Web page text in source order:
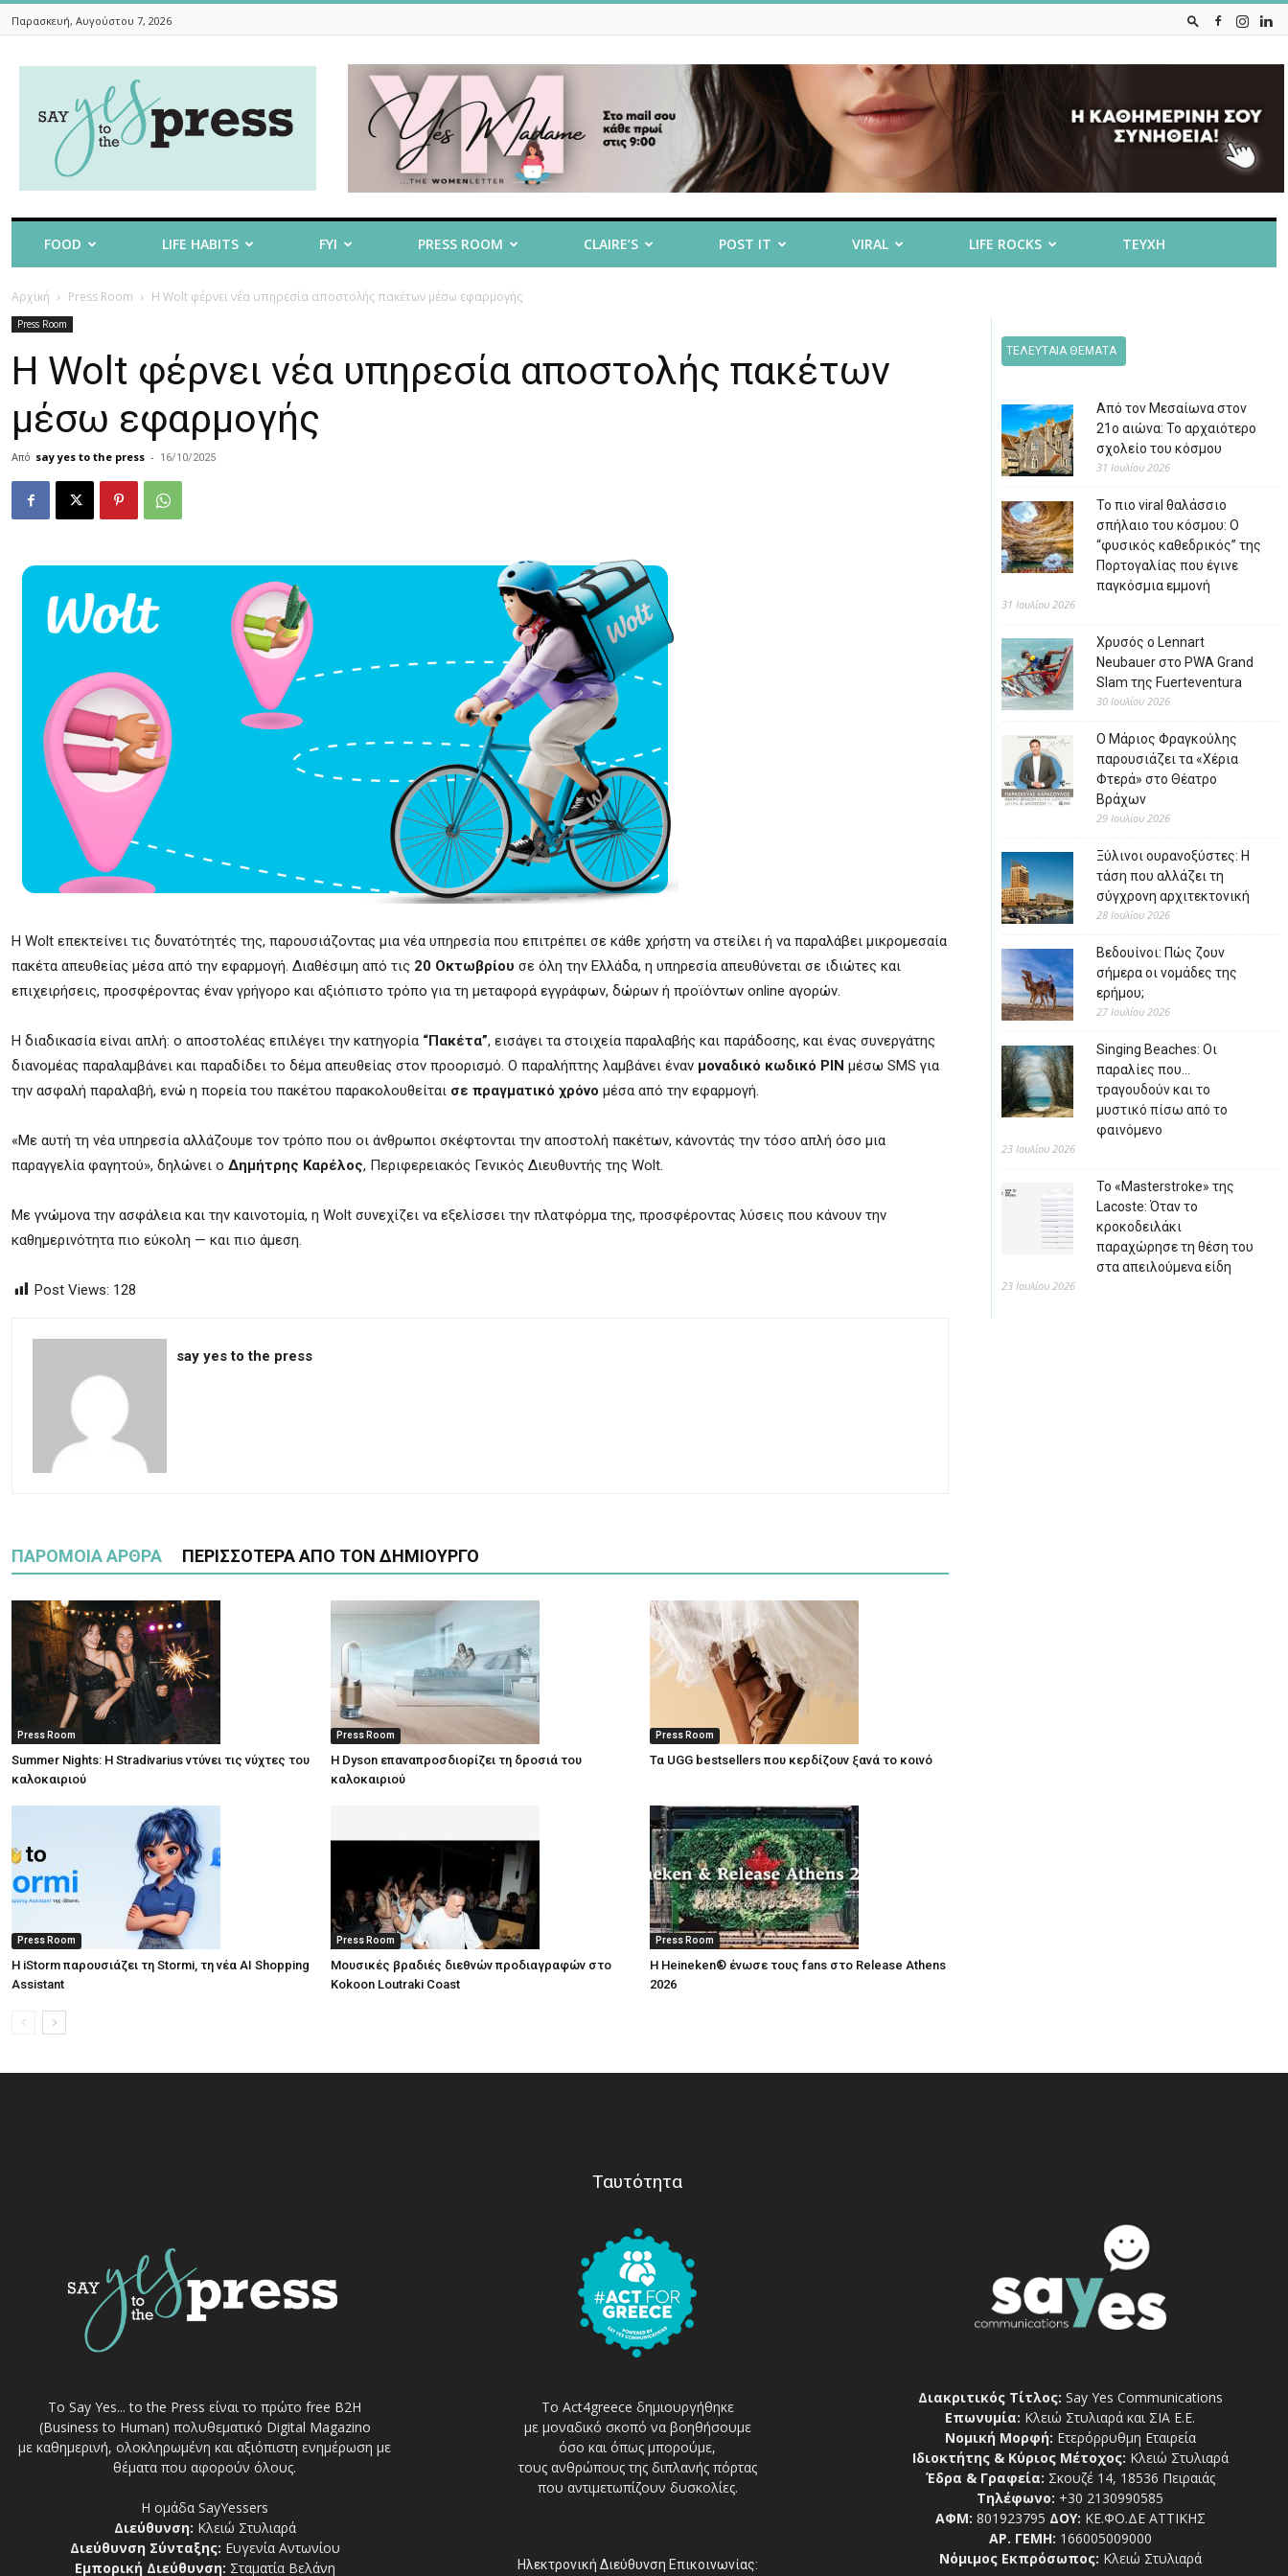
Παρασκευή, Αυγούστου 7, 2026
To
The
FOOD LIFE HABITS FYI PRESS ROOM CLAIRE’S POST IT VIRAL LIFE ROCKS ΤΕΥΧΗ
Αρχική Press Room Η Wolt φέρνει νέα υπηρεσία αποστολής πακέτων μέσω εφαρμογής
Press Room
Η Wolt φέρνει νέα υπηρεσία αποστολής πακέτων
μέσω εφαρμογής
Από say yes to the press - 16/10/2025
Η Wolt επεκτείνει τις δυνατότητές της, παρουσιάζοντας μια νέα υπηρεσία που επιτρέπει σε κάθε χρήστη να στείλει ή να παραλάβει μικρομεσαία
πακέτα απευθείας μέσα από την εφαρμογή. Διαθέσιμη από τις 20 Οκτωβρίου σε όλη την Ελλάδα, η υπηρεσία απευθύνεται σε ιδιώτες και
επιχειρήσεις, προσφέροντας έναν γρήγορο και αξιόπιστο τρόπο για τη μεταφορά εγγράφων, δώρων ή προϊόντων online αγορών.
Η διαδικασία είναι απλή: ο αποστολέας επιλέγει την κατηγορία “Πακέτα”, εισάγει τα στοιχεία παραλαβής και παράδοσης, και ένας συνεργάτης
διανομέας παραλαμβάνει και παραδίδει το δέμα απευθείας στον προορισμό. Ο παραλήπτης λαμβάνει έναν μοναδικό κωδικό PIN μέσω SMS για
την ασφαλή παραλαβή, ενώ η πορεία του πακέτου παρακολουθείται σε πραγματικό χρόνο μέσα από την εφαρμογή.
«Με αυτή τη νέα υπηρεσία αλλάζουμε τον τρόπο που οι άνθρωποι σκέφτονται την αποστολή πακέτων, κάνοντάς την τόσο απλή όσο μια
παραγγελία φαγητού», δηλώνει ο Δημήτρης Καρέλος, Περιφερειακός Γενικός Διευθυντής της Wolt.
Με γνώμονα την ασφάλεια και την καινοτομία, η Wolt συνεχίζει να εξελίσσει την πλατφόρμα της, προσφέροντας λύσεις που κάνουν την
καθημερινότητα πιο εύκολη — και πιο άμεση.
Post Views: 128
say yes to the press
ΠΑΡΟΜΟΙΑ ΑΡΘΡΑ ΠΕΡΙΣΣΟΤΕΡΑ ΑΠΟ ΤΟΝ ΔΗΜΙΟΥΡΓΟ
Press Room
Summer Nights: Η Stradivarius ντύνει τις νύχτες του
καλοκαιριού
Press Room
Η Dyson επαναπροσδιορίζει τη δροσιά του
καλοκαιριού
Press Room
Τα UGG bestsellers που κερδίζουν ξανά το κοινό
Press Room
Η iStorm παρουσιάζει τη Stormi, τη νέα AI Shopping
Assistant
Press Room
Μουσικές βραδιές διεθνών προδιαγραφών στο
Kokoon Loutraki Coast
Press Room
Η Heineken® ένωσε τους fans στο Release Athens
2026
ΤΕΛΕΥΤΑΙΑ ΘΕΜΑΤΑ
Από τον Μεσαίωνα στον
21ο αιώνα: Το αρχαιότερο
σχολείο του κόσμου
31 Ιουλίου 2026
Το πιο viral θαλάσσιο
σπήλαιο του κόσμου: Ο
“φυσικός καθεδρικός” της
Πορτογαλίας που έγινε
παγκόσμια εμμονή
31 Ιουλίου 2026
Χρυσός ο Lennart
Neubauer στο PWA Grand
Slam της Fuerteventura
30 Ιουλίου 2026
Ο Μάριος Φραγκούλης
παρουσιάζει τα «Χέρια
Φτερά» στο Θέατρο
Βράχων
29 Ιουλίου 2026
Ξύλινοι ουρανοξύστες: Η
τάση που αλλάζει τη
σύγχρονη αρχιτεκτονική
28 Ιουλίου 2026
Βεδουίνοι: Πώς ζουν
σήμερα οι νομάδες της
ερήμου;
27 Ιουλίου 2026
Singing Beaches: Οι
παραλίες που…
τραγουδούν και το
μυστικό πίσω από το
φαινόμενο
23 Ιουλίου 2026
Το «Masterstroke» της
Lacoste: Όταν το
κροκοδειλάκι
παραχώρησε τη θέση του
στα απειλούμενα είδη
23 Ιουλίου 2026
Το Say Yes... to the Press είναι το πρώτο free Β2Η
(Business to Human) πολυθεματικό Digital Magazino
με καθημερινή, ολοκληρωμένη και αξιόπιστη ενημέρωση με
θέματα που αφορούν όλους.
Η ομάδα SayYessers
Διεύθυνση: Κλειώ Στυλιαρά
Διεύθυνση Σύνταξης: Ευγενία Αντωνίου
Εμπορική Διεύθυνση: Σταματία Βελάνη
Ταυτότητα
Το Act4greece δημιουργήθηκε
με μοναδικό σκοπό να βοηθήσουμε
όσο και όπως μπορούμε,
τους ανθρώπους της διπλανής πόρτας
που αντιμετωπίζουν δυσκολίες.
Ηλεκτρονική Διεύθυνση Επικοινωνίας:
Διακριτικός Τίτλος: Say Yes Communications
Επωνυμία: Κλειώ Στυλιαρά και ΣΙΑ Ε.Ε.
Νομική Μορφή: Ετερόρρυθμη Εταιρεία
Ιδιοκτήτης & Κύριος Μέτοχος: Κλειώ Στυλιαρά
Έδρα & Γραφεία: Σκουζέ 14, 18536 Πειραιάς
Τηλέφωνο: +30 2130990585
ΑΦΜ: 801923795 ΔΟΥ: ΚΕ.ΦΟ.ΔΕ ΑΤΤΙΚΗΣ
ΑΡ. ΓΕΜΗ: 166005009000
Νόμιμος Εκπρόσωπος: Κλειώ Στυλιαρά